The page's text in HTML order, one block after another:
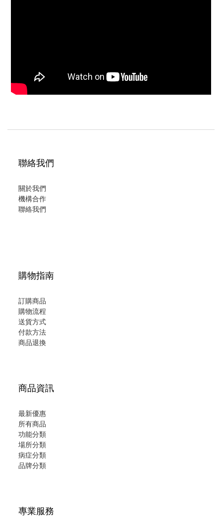
聯絡我們
關於我們
機構合作
聯絡我們
購物指南
訂購商品
購物流程
送貨方式
付款方法
商品退換
商品資訊
最新優惠
所有商品
功能分類
場所分類
病症分類
品牌分類
專業服務